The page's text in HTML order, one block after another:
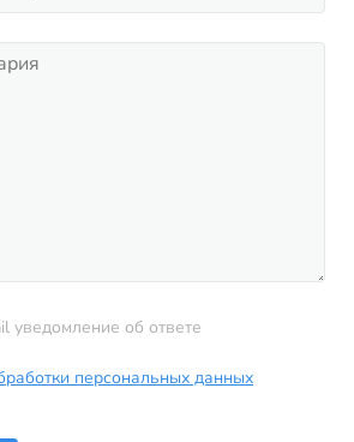
уведомление об ответе
персональных данных